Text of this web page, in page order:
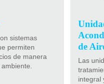
sistemas
permiten
de manera
de
Las
integral